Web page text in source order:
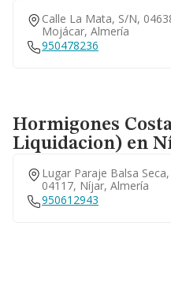
Calle La Mata, S/n,
Mojácar, Almería
950478236
Hormigones
Liquidacion) en
Lugar Paraje Balsa
04117, Níjar, Almería
950612943